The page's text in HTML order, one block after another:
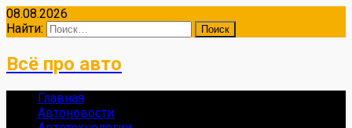
08.08.2026
Найти:
Всё про авто
Главная
Автоновости